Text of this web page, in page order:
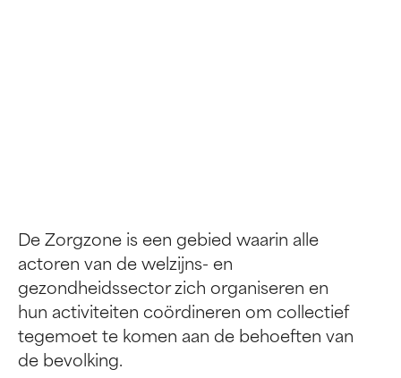
De Zorgzone is een gebied waarin alle
actoren van de welzijns- en
gezondheidssector zich organiseren en
hun activiteiten coördineren om collectief
tegemoet te komen aan de behoeften van
de bevolking.